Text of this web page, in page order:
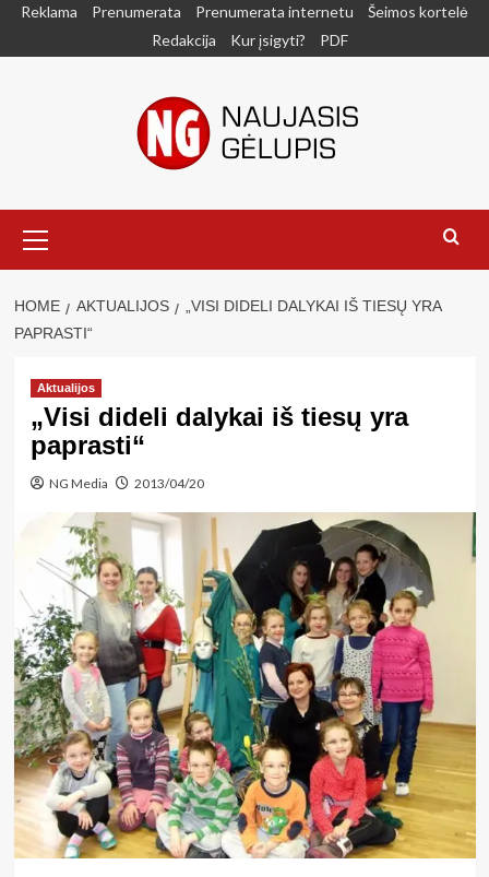
SkipReklama Prenumerata Prenumerata internetu
Šeimos kortelė
Redakcija
Kur įsigyti? PDF
Menu
HOME AKTUALIJOS
„VISI DIDELI DALYKAI IŠ TIESŲ YRA
PAPRASTI“
Aktualijos
„Visi dideli dalykai iš tiesų yra
paprasti“
NG Media 2013/04/20